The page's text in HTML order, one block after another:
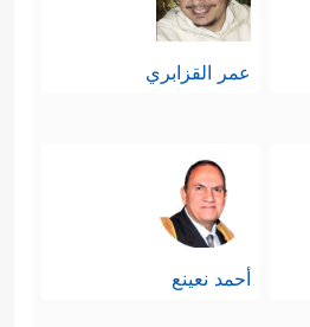
للتذكير بالقرآن
ومُناسبة هذا
الآيات المُتقدِّمة في
ومن يستحقّها ومَن
عمر القزابري
أحمد نعينع